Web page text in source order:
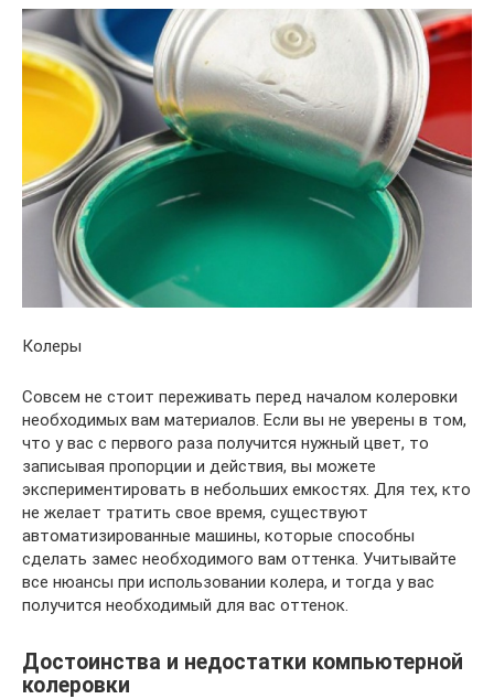
Колеры
Совсем не стоит переживать перед началом колеровки
необходимых вам материалов. Если вы не уверены в том,
что у вас с первого раза получится нужный цвет, то
записывая пропорции и действия, вы можете
экспериментировать в небольших емкостях. Для тех, кто
не желает тратить свое время, существуют
автоматизированные машины, которые способны
сделать замес необходимого вам оттенка. Учитывайте
все нюансы при использовании колера, и тогда у вас
получится необходимый для вас оттенок.
Достоинства и недостатки компьютерной
колеровки